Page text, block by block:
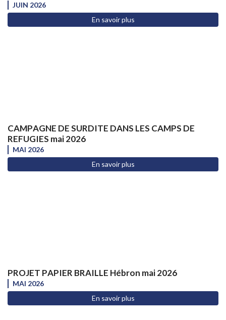
JUIN 2026
En savoir plus
CAMPAGNE DE SURDITE DANS LES CAMPS DE
REFUGIES mai 2026
MAI 2026
En savoir plus
PROJET PAPIER BRAILLE Hébron mai 2026
MAI 2026
En savoir plus